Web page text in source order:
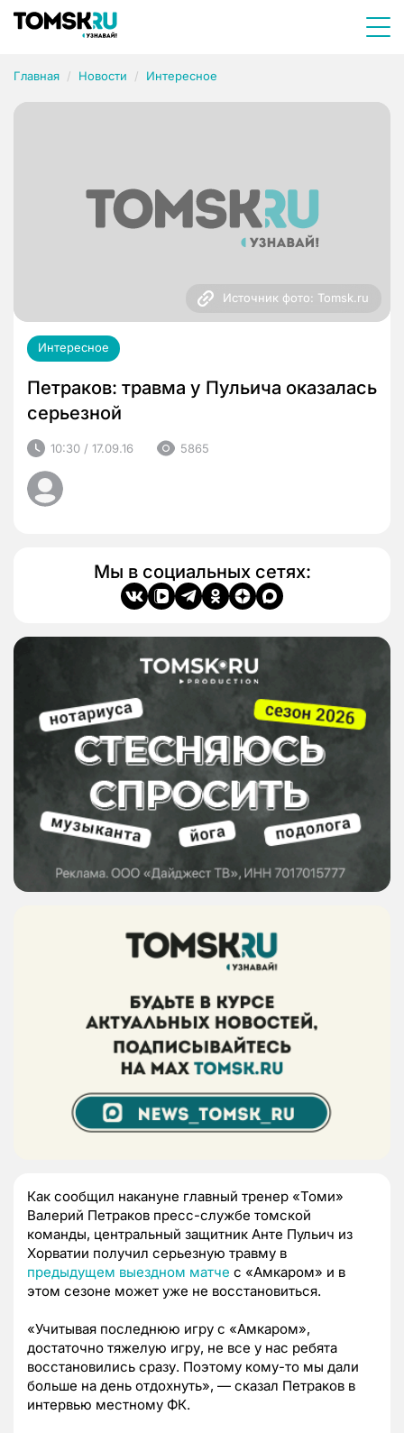
Главная Новости Интересное
Источник фото: Tomsk.ru
Интересное
Петраков: травма у Пульича оказалась
серьезной
10:30 / 17.09.16 5865
Мы в социальных сетях:
Как сообщил накануне главный тренер «Томи»
Валерий Петраков пресс-службе томской
команды, центральный защитник Анте Пульич из
Хорватии получил серьезную травму в
предыдущем выездном матче с «Амкаром» и в
этом сезоне может уже не восстановиться.
«Учитывая последнюю игру с «Амкаром»,
достаточно тяжелую игру, не все у нас ребята
восстановились сразу. Поэтому кому-то мы дали
больше на день отдохнуть», — сказал Петраков в
интервью местному ФК.